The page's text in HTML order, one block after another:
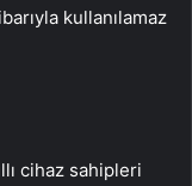
kullanılamaz
cihaz sahipleri